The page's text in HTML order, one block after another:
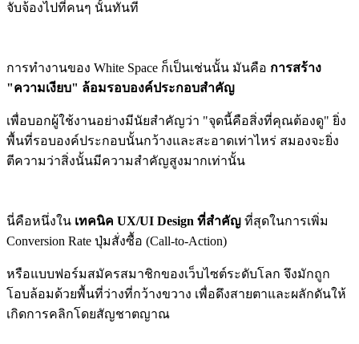
จับจ้องไปที่คนๆ นั้นทันที
การทำงานของ White Space ก็เป็นเช่นนั้น มันคือ การสร้าง
"ความเงียบ" ล้อมรอบองค์ประกอบสำคัญ
เพื่อบอกผู้ใช้งานอย่างมีนัยสำคัญว่า "จุดนี้คือสิ่งที่คุณต้องดู" ยิ่ง
พื้นที่รอบองค์ประกอบนั้นกว้างและสะอาดเท่าไหร่ สมองจะยิ่ง
ตีความว่าสิ่งนั้นมีความสำคัญสูงมากเท่านั้น
นี่คือหนึ่งใน เทคนิค UX/UI Design ที่สำคัญ ที่สุดในการเพิ่ม
Conversion Rate ปุ่มสั่งซื้อ (Call-to-Action)
หรือแบบฟอร์มสมัครสมาชิกของเว็บไซต์ระดับโลก จึงมักถูก
โอบล้อมด้วยพื้นที่ว่างที่กว้างขวาง เพื่อดึงสายตาและผลักดันให้
เกิดการคลิกโดยสัญชาตญาณ